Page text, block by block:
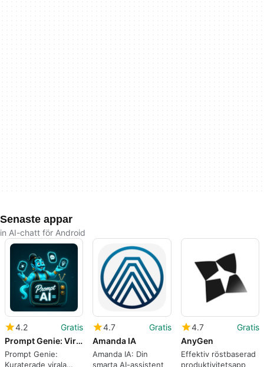
Senaste appar
in AI-chatt för Android
4.2
Gratis
Prompt Genie: Viral AI Prompts
Prompt Genie:
Kuraterade virala
4.7
Gratis
Amanda IA
Amanda IA: Din
smarta AI-assistent
4.7
Gratis
AnyGen
Effektiv röstbaserad
produktivitetsapp